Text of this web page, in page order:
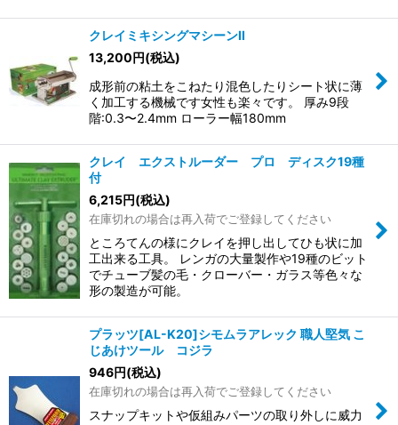
クレイミキシングマシーンII
13,200円(税込)
成形前の粘土をこねたり混色したりシート状に薄
く加工する機械です女性も楽々です。 厚み9段
階:0.3〜2.4mm ローラー幅180mm
クレイ エクストルーダー プロ ディスク19種
付
6,215円(税込)
在庫切れの場合は再入荷でご登録してください
ところてんの様にクレイを押し出してひも状に加
工出来る工具。 レンガの大量製作や19種のビット
でチューブ髪の毛・クローバー・ガラス等色々な
形の製造が可能。
プラッツ[AL-K20]シモムラアレック 職人堅気 こ
じあけツール コジラ
946円(税込)
在庫切れの場合は再入荷でご登録してください
スナップキットや仮組みパーツの取り外しに威力